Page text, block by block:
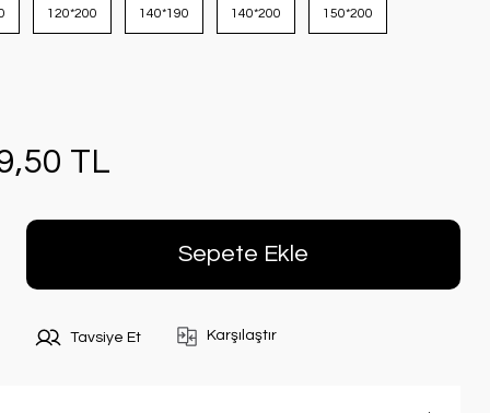
120*200 140*190 140*200 150*200
TL
Sepete Ekle
Tavsiye Et Karşılaştır